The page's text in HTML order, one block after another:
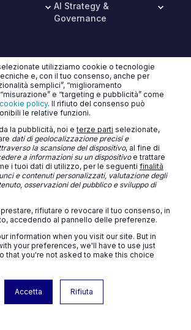
utilizziamo cookie o tecnologie
e, con il tuo consenso, anche per
semplici”, “miglioramento
e “targeting e pubblicità” come
cookie policy. Il rifiuto del consenso può
le relative funzioni.
la pubblicità, noi eterze parti selezionate,
dati di geolocalizzazione precisi e
la scansione del dispositivo, al fine di
a informazioni su un dispositivoe trattare
i tuoi dati di utilizzo, per le seguenti finalità
e contenuti personalizzati, valutazione degli
osservazioni del pubblico e sviluppo di
rifiutare o revocare il tuo consenso, in
accedendo al pannello delle preferenze.
information when you visit our site. But in
your preferences, we'll have to use just
that you're not asked to make this choice
Accetta Rifiuta
AI Strategy &
Governance
AGENTI
SRL
Cookie Policy Contatti Blog
SRL - Unipersonale - Capitale sociale: € 10.000
Viale Trento e Trieste 12, 31100 Treviso (TV) -